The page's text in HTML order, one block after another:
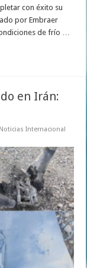
con éxito su
por Embraer
de frío …
en Irán:
Noticias Internacional